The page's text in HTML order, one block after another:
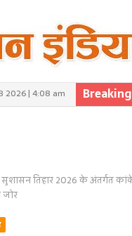
2026 | 4:08 am
सुशासन तिहार 2026 के अंतर्गत